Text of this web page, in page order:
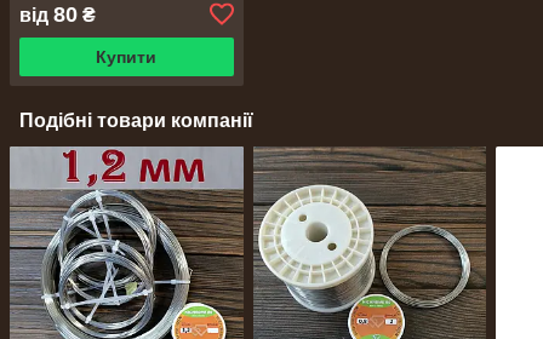
від 80 ₴
Купити
Подібні товари компанії